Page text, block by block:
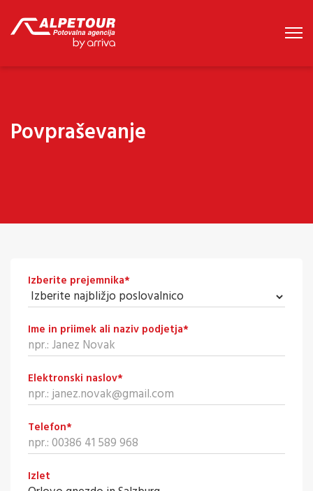
Povpraševanje
Izberite prejemnika*
Ime in priimek ali naziv podjetja*
Elektronski naslov*
Telefon*
Izlet